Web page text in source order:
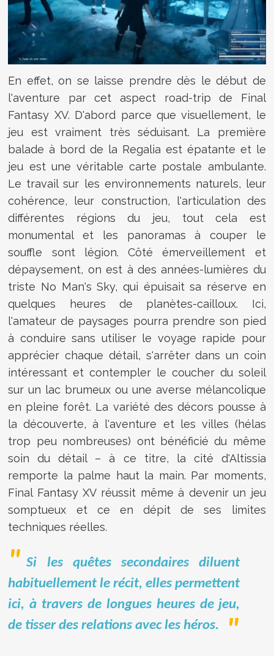
En effet, on se laisse prendre dès le début de
l'aventure par cet aspect road-trip de Final
Fantasy XV. D'abord parce que visuellement, le
jeu est vraiment très séduisant. La première
balade à bord de la Regalia est épatante et le
jeu est une véritable carte postale ambulante.
Le travail sur les environnements naturels, leur
cohérence, leur construction, l'articulation des
différentes régions du jeu, tout cela est
monumental et les panoramas à couper le
souffle sont légion. Côté émerveillement et
dépaysement, on est à des années-lumières du
triste No Man's Sky, qui épuisait sa réserve en
quelques heures de planètes-cailloux. Ici,
l'amateur de paysages pourra prendre son pied
à conduire sans utiliser le voyage rapide pour
apprécier chaque détail, s'arrêter dans un coin
intéressant et contempler le coucher du soleil
sur un lac brumeux ou une averse mélancolique
en pleine forêt. La variété des décors pousse à
la découverte, à l'aventure et les villes (hélas
trop peu nombreuses) ont bénéficié du même
soin du détail – à ce titre, la cité d'Altissia
remporte la palme haut la main. Par moments,
Final Fantasy XV réussit même à devenir un jeu
somptueux et ce en dépit de ses limites
techniques réelles.
Si les quêtes secondaires diluent
habituellement le récit, elles permettent
ici, à travers de longues heures de jeu,
de tisser des relations avec les héros.